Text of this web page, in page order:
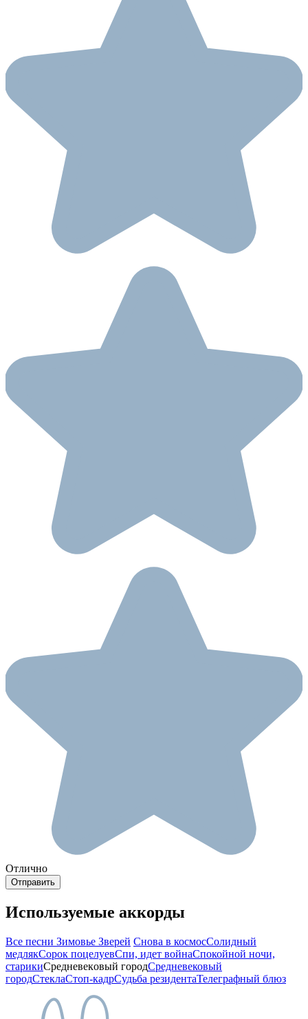
Отлично
Используемые аккорды
Все песни Зимовье Зверей Снова в космосСолидный
медлякСорок поцелуевСпи, идет войнаСпокойной ночи,
старикиСреднeвeкoвый гopoдСредневековый
городСтеклаСтоп-кадрСудьба резидентаТелеграфный блюз